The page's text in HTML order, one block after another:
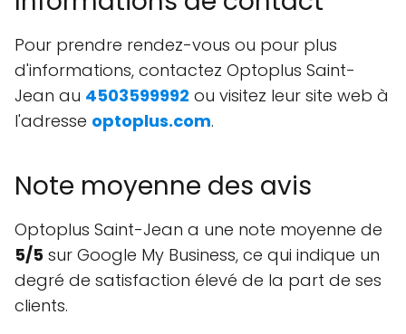
Pour prendre rendez-vous ou pour plus
d'informations, contactez Optoplus Saint-
Jean au 4503599992 ou visitez leur site web à
l'adresse optoplus.com.
Note moyenne des avis
Optoplus Saint-Jean a une note moyenne de
5/5 sur Google My Business, ce qui indique un
degré de satisfaction élevé de la part de ses
clients.